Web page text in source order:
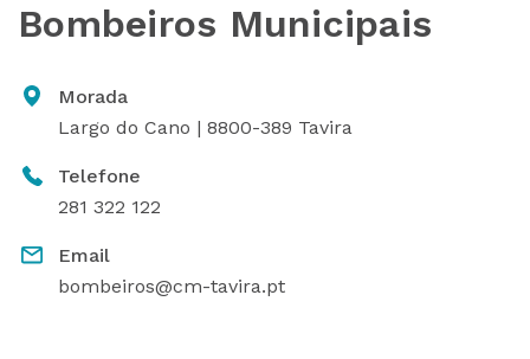
Bombeiros Municipais
Morada
Largo do Cano | 8800-389 Tavira
Telefone
281 322 122
Email
bombeiros@cm-tavira.pt